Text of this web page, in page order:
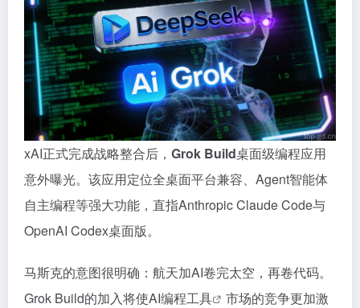
xAI正式完成战略整合后， Grok Build桌面级编程应用
意外曝光。该应用定位全桌面平台兼容、Agent智能体
自主编程等强大功能，直指Anthropic Claude Code与
OpenAI Codex桌面版。
马斯克的意图很明确：航天加AI卷完太空，再卷代码。
Grok Build的加入将使AI编程工具
市场的竞争更加激